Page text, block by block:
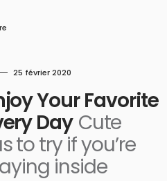
25 février 2020
Your Favorite
Day Cute
to try if you’re
inside